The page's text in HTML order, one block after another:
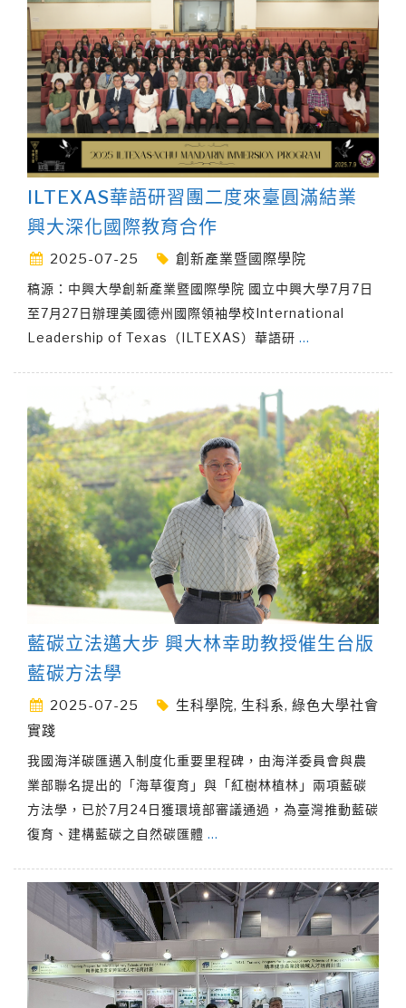
ILTEXAS華語研習團二度來臺圓滿結業
興大深化國際教育合作
2025-07-25 創新產業暨國際學院
稿源：中興大學創新產業暨國際學院 國立中興大學7月7日
至7月27日辦理美國德州國際領袖學校International
Leadership of Texas（ILTEXAS）華語研 …
藍碳立法邁大步 興大林幸助教授催生台版
藍碳方法學
2025-07-25 生科學院, 生科系, 綠色大學社會
實踐
我國海洋碳匯邁入制度化重要里程碑，由海洋委員會與農
業部聯名提出的「海草復育」與「紅樹林植林」兩項藍碳
方法學，已於7月24日獲環境部審議通過，為臺灣推動藍碳
復育、建構藍碳之自然碳匯體 …